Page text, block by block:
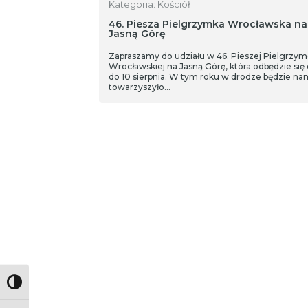
Toggle High Contrast
Kategoria: Kościół
46. Piesza Pielgrzymka Wrocławska na
Jasną Górę
Zapraszamy do udziału w 46. Pieszej
Wrocławskiej na Jasną Górę, która odbędzie się
do 10 sierpnia. W tym roku w drodze będzie
towarzyszyło…